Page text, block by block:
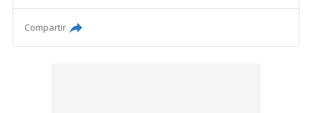
Compartir